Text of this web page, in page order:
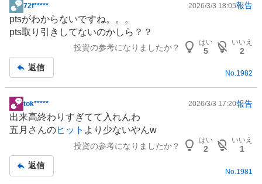
掲
示
板
72f***** 2026/3/3 18:05報告
ptsがわからないですね。。。
pts取り引きしてないのかしら？？
投資の参考になりましたか？
はい
5
いいえ
2
返信
No.1982
掲
示
板
tok***** 2026/3/3 17:20報告
出来高終わりすぎてて入れんわ
五月さんのヒット より少ないやんw
投資の参考になりましたか？
はい
2
いいえ
1
返信
No. 1981